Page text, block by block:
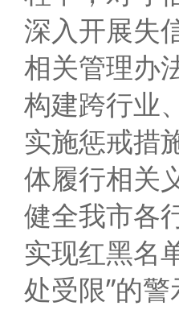
深入开展失
相关管理办
构建跨行业
实施惩戒措
体履行相关
健全我市各
实现红黑名
处受限”的